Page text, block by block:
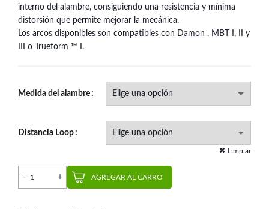
interno del alambre, consiguiendo una resistencia y mínima
distorsión que permite mejorar la mecánica.
Los arcos disponibles son compatibles con Damon , MBT I, II y
III o Trueform ™ I.
Medida del alambre
Distancia Loop
Limpiar
Arco Posted (1 un.) | G&H Orthodontics cantidad
AGREGAR AL CARRO